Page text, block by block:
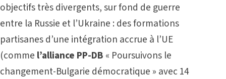
objectifs très divergents, sur fond de guerre
entre la Russie et l’Ukraine : des formations
partisanes d’une intégration accrue à l’UE
(comme l’alliance PP-DB « Poursuivons le
changement-Bulgarie démocratique » avec 14